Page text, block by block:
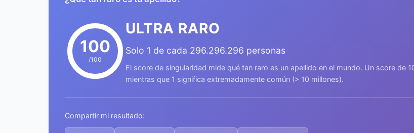
100
/100
ULTRA RARO
Solo 1 de cada 296.296.296 personas
El score de singularidad mide qué tan raro es un apellido en el mundo. Un score de
mientras que 1 significa extremadamente común (> 10 millones).
Compartir mi resultado: